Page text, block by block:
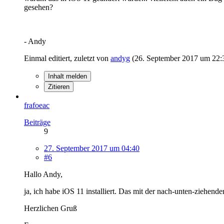
gesehen?
- Andy
Einmal editiert, zuletzt von andyg (26. September 2017 um
Inhalt melden
Zitieren
frafoeac
Beiträge
9
27. September 2017 um 04:40
#6
Hallo Andy,
ja, ich habe iOS 11 installiert. Das mit der nach-unten-
Herzlichen Gruß